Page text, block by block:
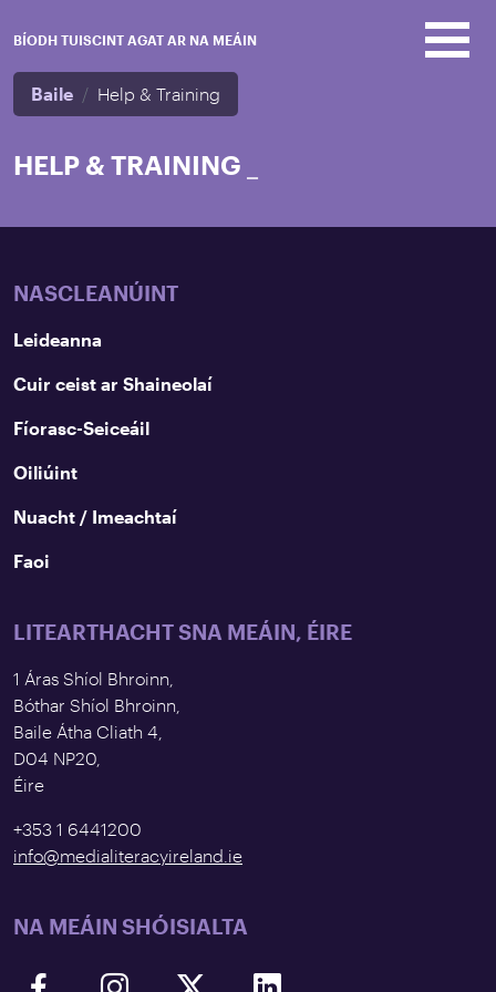
BÍODH TUISCINT AGAT AR NA MEÁIN
Baile Help & Training
HELP & TRAINING
NASCLEANÚINT
Leideanna
Cuir ceist ar Shaineolaí
Fíorasc-Seiceáil
Oiliúint
Nuacht / Imeachtaí
Faoi
LITEARTHACHT SNA MEÁIN, ÉIRE
1 Áras Shíol Bhroinn,
Bóthar Shíol Bhroinn,
Baile Átha Cliath 4,
D04 NP20,
Éire
+353 1 6441200
info@medialiteracyireland.ie
NA MEÁIN SHÓISIALTA